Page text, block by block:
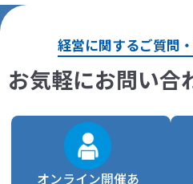
経営に関するご質問
お気軽にお問い合
オンライン開催あ